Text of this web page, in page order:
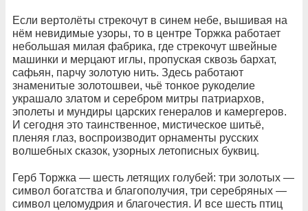
Если вертолёты стрекочут в синем небе, вышивая на
нём невидимые узоры, то в центре Торжка работает
небольшая милая фабрика, где стрекочут швейные
машинки и мерцают иглы, пропуская сквозь бархат,
сафьян, парчу золотую нить. Здесь работают
знаменитые золотошвеи, чьё тонкое рукоделие
украшало златом и серебром митры патриархов,
эполеты и мундиры царских генералов и камергеров.
И сегодня это таинственное, мистическое шитьё,
пленяя глаз, воспроизводит орнаменты русских
волшебных сказок, узорных летописных буквиц.
Герб Торжка — шесть летящих голубей: три золотых —
символ богатства и благополучия, три серебряных —
символ целомудрия и благочестия. И все шесть птиц